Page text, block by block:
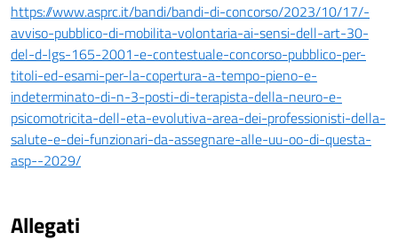
https://www.asprc.it/bandi/bandi-di-concorso/2023/10/17/-
avviso-pubblico-di-mobilita-volontaria-ai-sensi-dell-art-30-
del-d-lgs-165-2001-e-contestuale-concorso-pubblico-per-
titoli-ed-esami-per-la-copertura-a-tempo-pieno-e-
indeterminato-di-n-3-posti-di-terapista-della-neuro-e-
psicomotricita-dell-eta-evolutiva-area-dei-professionisti-della-
salute-e-dei-funzionari-da-assegnare-alle-uu-oo-di-questa-
asp--2029/
Allegati